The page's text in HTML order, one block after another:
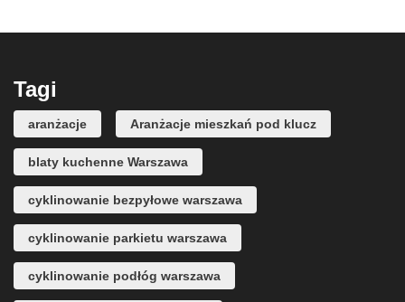
Tagi
aranżacje Aranżacje mieszkań pod klucz
blaty kuchenne Warszawa
cyklinowanie bezpyłowe warszawa
cyklinowanie parkietu warszawa
cyklinowanie podłóg warszawa